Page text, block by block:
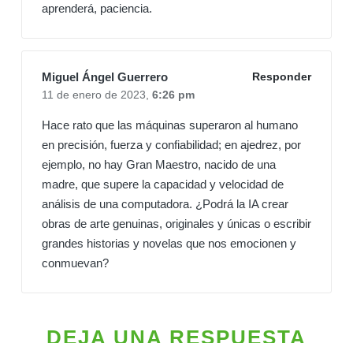
aprenderá, paciencia.
Miguel Ángel Guerrero
Responder
11 de enero de 2023, 6:26 pm
Hace rato que las máquinas superaron al humano
en precisión, fuerza y confiabilidad; en ajedrez, por
ejemplo, no hay Gran Maestro, nacido de una
madre, que supere la capacidad y velocidad de
análisis de una computadora. ¿Podrá la IA crear
obras de arte genuinas, originales y únicas o escribir
grandes historias y novelas que nos emocionen y
conmuevan?
DEJA UNA RESPUESTA